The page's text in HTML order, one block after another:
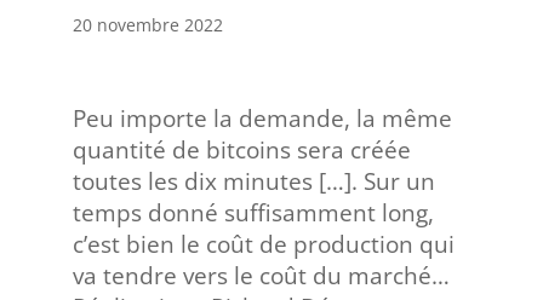
20 novembre 2022
Peu importe la demande, la même
quantité de bitcoins sera créée
toutes les dix minutes […]. Sur un
temps donné suffisamment long,
c’est bien le coût de production qui
va tendre vers le coût du marché…